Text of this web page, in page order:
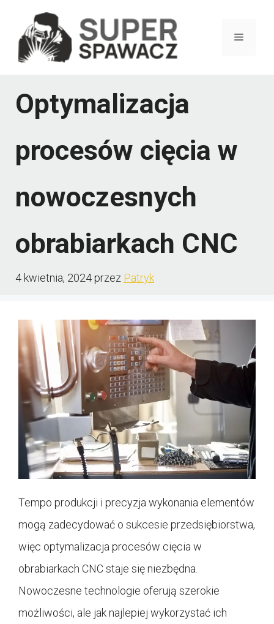
treści
Menu
Optymalizacja
procesów cięcia w
nowoczesnych
obrabiarkach CNC
4 kwietnia, 2024przez Patryk
Tempo produkcji i precyzja wykonania elementów
mogą zadecydować o sukcesie przedsiębiorstwa,
więc optymalizacja procesów cięcia w
obrabiarkach CNC staje się niezbędna.
Nowoczesne technologie oferują szerokie
możliwości, ale jak najlepiej wykorzystać ich